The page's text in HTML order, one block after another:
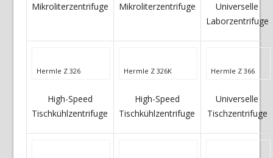
Mikroliterzentrifuge Mikroliterzentrifuge
Universelle
Laborzentrifuge
Hermle Z 326
High-Speed
Tischkühlzentrifuge
Hermle Z 326K
High-Speed
Tischkühlzentrifuge
Hermle Z 366
Universelle
Tischzentrifuge